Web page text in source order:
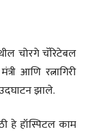
चोरगे चॅरिटेबल
आणि रत्नागिरी
झाले.
हे हॉस्पिटल काम